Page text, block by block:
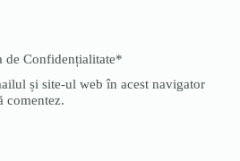
de Confidențialitate*
și site-ul web în acest navigator
comentez.